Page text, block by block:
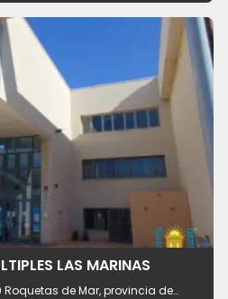
LAS MARINAS
de Mar, provincia de